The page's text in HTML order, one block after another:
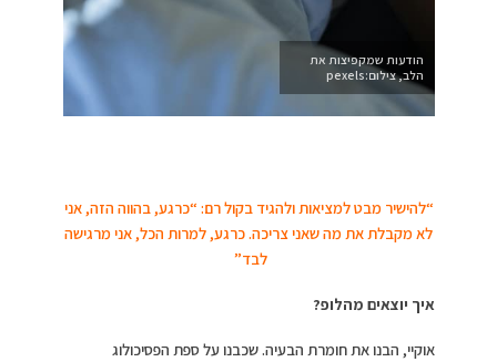
הודעות שמקפיצות את
הלב, צילום:pexels
“להישיר מבט למציאות ולהגיד בקול רם: “כרגע, בהווה הזה, אני
לא מקבלת את מה שאני צריכה. כרגע, למרות הכל, אני מרגישה
לבד”
איך יוצאים מהלופ?
אוקיי, הבנו את חומרת הבעיה. שכבנו על ספת הפסיכולוג